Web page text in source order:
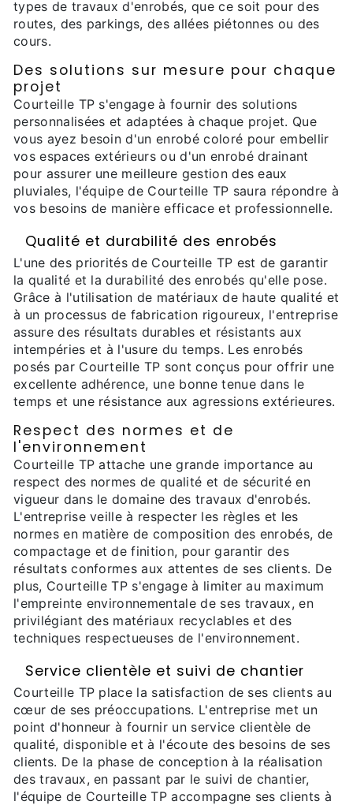
types de travaux d'enrobés, que ce soit pour des
routes, des parkings, des allées piétonnes ou des
cours.
Des solutions sur mesure pour chaque
projet
Courteille TP s'engage à fournir des solutions
personnalisées et adaptées à chaque projet. Que
vous ayez besoin d'un enrobé coloré pour embellir
vos espaces extérieurs ou d'un enrobé drainant
pour assurer une meilleure gestion des eaux
pluviales, l'équipe de Courteille TP saura répondre à
vos besoins de manière efficace et professionnelle.
Qualité et durabilité des enrobés
L'une des priorités de Courteille TP est de garantir
la qualité et la durabilité des enrobés qu'elle pose.
Grâce à l'utilisation de matériaux de haute qualité et
à un processus de fabrication rigoureux, l'entreprise
assure des résultats durables et résistants aux
intempéries et à l'usure du temps. Les enrobés
posés par Courteille TP sont conçus pour offrir une
excellente adhérence, une bonne tenue dans le
temps et une résistance aux agressions extérieures.
Respect des normes et de
l'environnement
Courteille TP attache une grande importance au
respect des normes de qualité et de sécurité en
vigueur dans le domaine des travaux d'enrobés.
L'entreprise veille à respecter les règles et les
normes en matière de composition des enrobés, de
compactage et de finition, pour garantir des
résultats conformes aux attentes de ses clients. De
plus, Courteille TP s'engage à limiter au maximum
l'empreinte environnementale de ses travaux, en
privilégiant des matériaux recyclables et des
techniques respectueuses de l'environnement.
Service clientèle et suivi de chantier
Courteille TP place la satisfaction de ses clients au
cœur de ses préoccupations. L'entreprise met un
point d'honneur à fournir un service clientèle de
qualité, disponible et à l'écoute des besoins de ses
clients. De la phase de conception à la réalisation
des travaux, en passant par le suivi de chantier,
l'équipe de Courteille TP accompagne ses clients à